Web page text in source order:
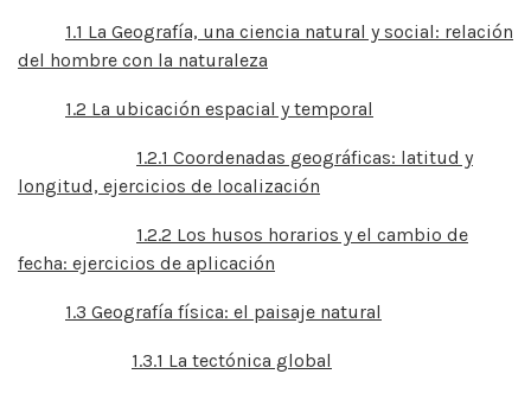
1.1 La Geografía, una ciencia natural y social: relación
del hombre con la naturaleza
1.2 La ubicación espacial y temporal
1.2.1 Coordenadas geográficas: latitud y
longitud, ejercicios de localización
1.2.2 Los husos horarios y el cambio de
fecha: ejercicios de aplicación
1.3 Geografía física: el paisaje natural
1.3.1 La tectónica global